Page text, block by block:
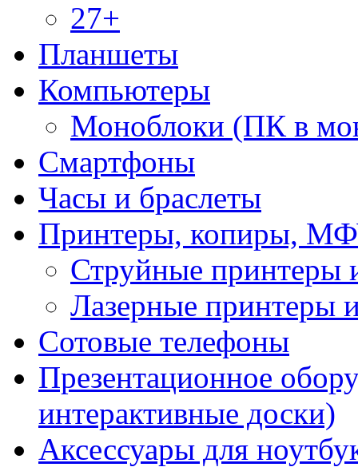
27+
Планшеты
Компьютеры
Моноблоки (ПК в
Смартфоны
Часы и браслеты
Принтеры, копиры,
Струйные
Лазерные
Сотовые телефоны
Презентационное
интерактивные доски)
Аксессуары для